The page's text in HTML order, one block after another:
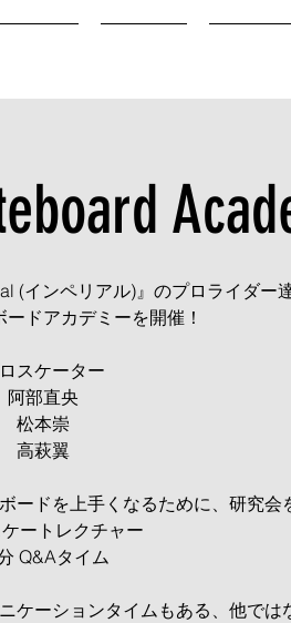
(インペリアル)』のプロライダー
ドアカデミーを開催！
スケーター
阿部直央
松本崇
高萩翼
ードを上手くなるために、研究会
ートレクチャー
Q&Aタイム
ケーションタイムもある、他では